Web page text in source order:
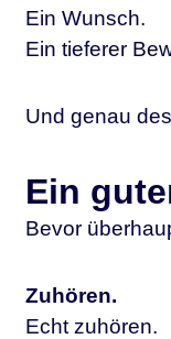
Ein Wunsch.
Ein tieferer
Und genau
Ein
Bevor
Zuhören.
Echt zuhören.